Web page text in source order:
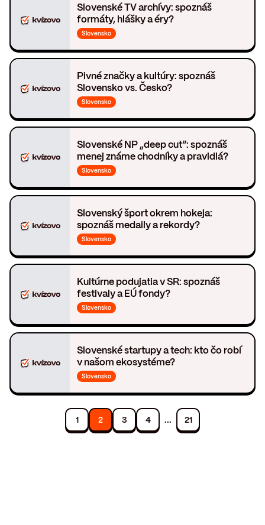
Slovenské TV archívy: spoznáš
formáty, hlášky a éry?
Slovensko
Pivné značky a kultúry: spoznáš
Slovensko vs. Česko?
Slovensko
Slovenské NP „deep cut“: spoznáš
menej známe chodníky a pravidlá?
Slovensko
Slovenský šport okrem hokeja:
spoznáš medaily a rekordy?
Slovensko
Kultúrne podujatia v SR: spoznáš
festivaly a EÚ fondy?
Slovensko
Slovenské startupy a tech: kto čo robí
v našom ekosystéme?
Slovensko
1 2 3 4 ... 21